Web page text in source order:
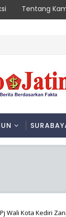
Tentang
Pj Wali Kota Kediri